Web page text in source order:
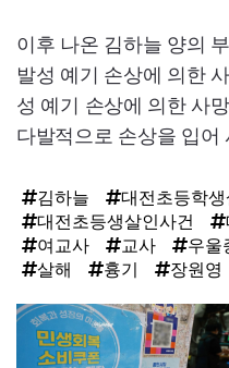
이후 나온 김하늘 양의
발성 예기 손상에 의한
성 예기 손상에 의한 사
다발적으로 손상을 입어
김하늘
대전초등학생
대전초등생살인사건
여교사
교사 우울
살해
흉기 장원영
탑
라